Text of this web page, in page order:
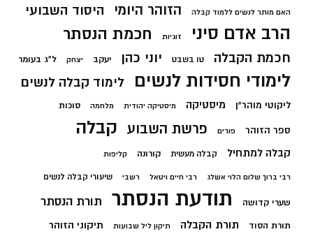
האם מותר לנשים ללמוד קבלה הזוהר היומי היסוד השבועי
הרב אדם סיני זוגיות חכמת הנסתר
חכמת הקבלה טו בשבט יוני כהן יעקב יצחק ל"ג בעומר
לימודי חסידות לנשים לימוד קבלה לנשים
ליקוטי מוהר"ן מיסטיקה מיסטיקה יהודית מלחמה סוכות
ספר הזוהר פורים פרשת השבוע קבלה
קבלה למתחיל קבלה מעשית קורונה קליפות
רבי ברוך שלום הלוי אשלג רבי חיים ויטאל רשבי שיעורי קבלה לנשים
שערי קדושה תודעת הנסתר תורת הנסתר
תורת הסוד תורת הקבלה תיקון ליל שבועות תיקוני הזוהר